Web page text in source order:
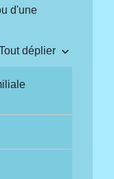
d'une
déplier keyboard_arrow_down